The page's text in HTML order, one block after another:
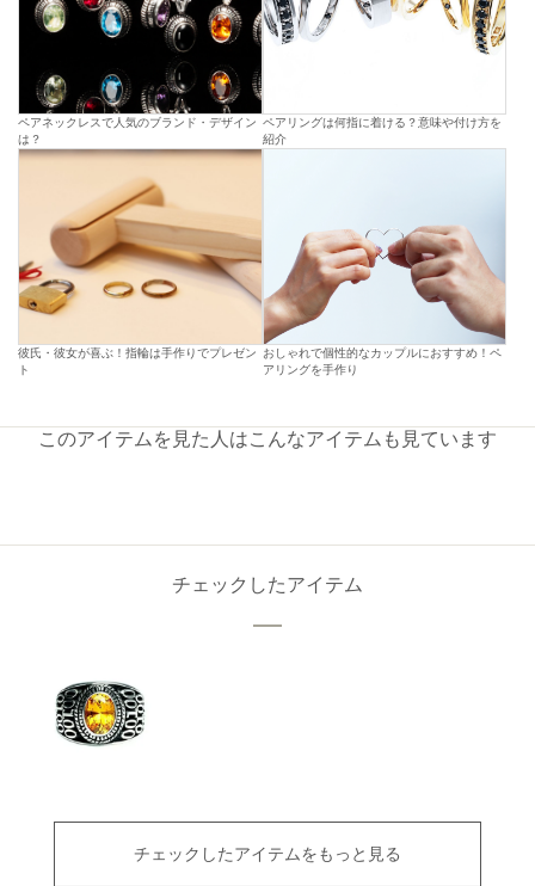
ペアネックレスで人気のブランド・デザイン
は？
ペアリングは何指に着ける？意味や付け方を
紹介
彼氏・彼女が喜ぶ！指輪は手作りでプレゼン
ト
おしゃれで個性的なカップルにおすすめ！ペ
アリングを手作り
このアイテムを見た人はこんなアイテムも見ています
チェックしたアイテム
チェックしたアイテムをもっと見る